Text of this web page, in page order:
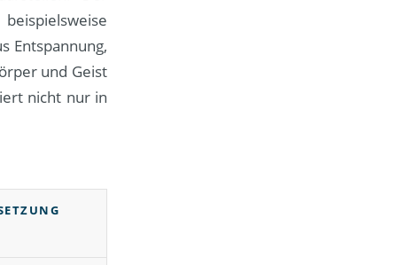
Entspannung,
und Geist
nicht nur in